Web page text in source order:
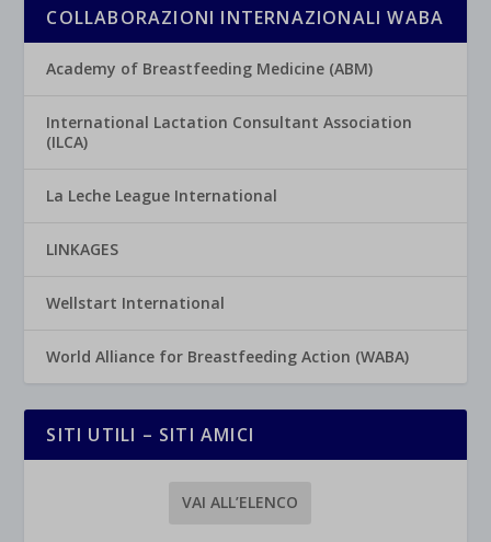
COLLABORAZIONI INTERNAZIONALI WABA
Academy of Breastfeeding Medicine (ABM)
International Lactation Consultant Association
(ILCA)
La Leche League International
LINKAGES
Wellstart International
World Alliance for Breastfeeding Action (WABA)
SITI UTILI – SITI AMICI
VAI ALL’ELENCO